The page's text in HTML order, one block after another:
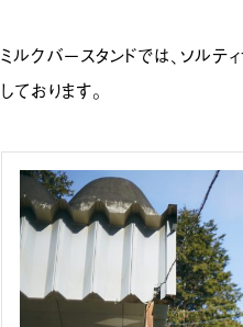
ミルクバースタンドでは、ソルテ
しております。